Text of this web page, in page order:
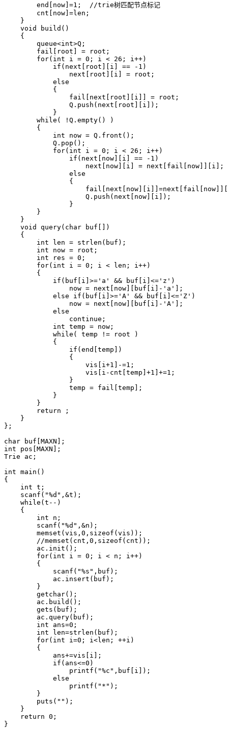
        end[now]=1;  //trie树匹配节点标记
        cnt[now]=len;
    }
    void build()
    {
        queue<int>Q;
        fail[root] = root;
        for(int i = 0; i < 26; i++)
            if(next[root][i] == -1)
                next[root][i] = root;
            else
            {
                fail[next[root][i]] = root;
                Q.push(next[root][i]);
            }
        while( !Q.empty() )
        {
            int now = Q.front();
            Q.pop();
            for(int i = 0; i < 26; i++)
                if(next[now][i] == -1)
                    next[now][i] = next[fail[now]][i];
                else
                {
                    Q.push(next[now][i]);
                }
        }
    }
    void query(char buf[])
    {
        int len = strlen(buf);
        int now = root;
        int res = 0;
        for(int i = 0; i < len; i++)
        {
            if(buf[i]>='a' && buf[i]<='z')
                now = next[now][buf[i]-'a'];
            else if(buf[i]>='A' && buf[i]<='Z')
                now = next[now][buf[i]-'A'];
            else
                continue;
            int temp = now;
            while( temp != root )
            {
                if(end[temp])
                {
                    vis[i+1]-=1;
                    vis[i-cnt[temp]+1]+=1;
                }
                temp = fail[temp];
            }
        }
        return ;
    }
};
char buf[MAXN];
int pos[MAXN];
Trie ac;
int main()
{
    int t;
    scanf("%d",&t);
    while(t--)
    {
        int n;
        scanf("%d",&n);
        memset(vis,0,sizeof(vis));
        //memset(cnt,0,sizeof(cnt));
        ac.init();
        for(int i = 0; i < n; i++)
        {
            scanf("%s",buf);
            ac.insert(buf);
        }
        getchar();
        ac.build();
        gets(buf);
        ac.query(buf);
        int ans=0;
        int len=strlen(buf);
        for(int i=0; i<len; ++i)
        {
            ans+=vis[i];
            if(ans<=0)
                printf("%c",buf[i]);
            else
                printf("*");
        }
        puts("");
    }
    return 0;